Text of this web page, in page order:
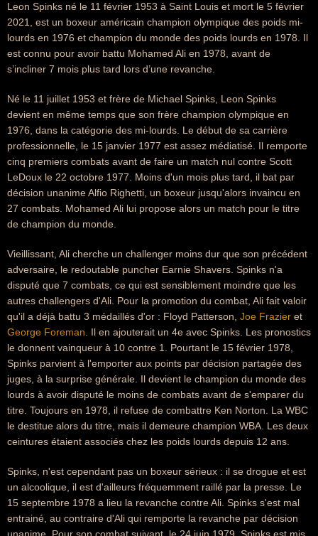
Leon Spinks né le 11 février 1953 à Saint Louis et mort le 5 février
2021, est un boxeur américain champion olympique des poids mi-
lourds en 1976 et champion du monde des poids lourds en 1978. Il
est connu pour avoir battu Mohamed Ali en 1978, avant de
s’incliner 7 mois plus tard lors d’une revanche.
Né le 11 juillet 1953 et frère de Michael Spinks, Leon Spinks
devient en même temps que son frère champion olympique en
1976, dans la catégorie des mi-lourds. Le début de sa carrière
professionnelle, le 15 janvier 1977 est assez médiatisé. Il remporte
cinq premiers combats avant de faire un match nul contre Scott
LeDoux le 22 octobre 1977. Moins d'un mois plus tard, il bat par
décision unanime Alfio Righetti, un boxeur jusqu'alors invaincu en
27 combats. Mohamed Ali lui propose alors un match pour le titre
de champion du monde.
Vieillissant, Ali cherche un challenger moins dur que son précédent
adversaire, le redoutable puncher Earnie Shavers. Spinks n'a
disputé que 7 combats, ce qui est sensiblement moindre que les
autres challengers d'Ali. Pour la promotion du combat, Ali fait valoir
qu'il a déjà battu 3 médaillés d'or : Floyd Patterson, Joe Frazier et
George Foreman . Il en ajouterait un 4e avec Spinks. Les pronostics
le donnent vainqueur à 10 contre 1. Pourtant le 15 février 1978,
Spinks parvient à l'emporter aux points par décision partagée des
juges, à la surprise générale. Il devient le champion du monde des
lourds à avoir disputé le moins de combats avant de s'emparer du
titre. Toujours en 1978, il refuse de combattre Ken Norton. La WBC
le destitue alors du titre, mais il demeure champion WBA. Les deux
ceintures étaient associés chez les poids lourds depuis 12 ans.
Spinks, n'est cependant pas un boxeur sérieux : il se drogue et est
un alcoolique, il est d'ailleurs fréquemment raillé par la presse. Le
15 septembre 1978 a lieu la revanche contre Ali. Spinks s'est mal
entrainé, au contraire d'Ali qui remporte la revanche par décision